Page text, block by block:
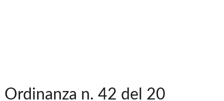
Ordinanza n. 42 del 20